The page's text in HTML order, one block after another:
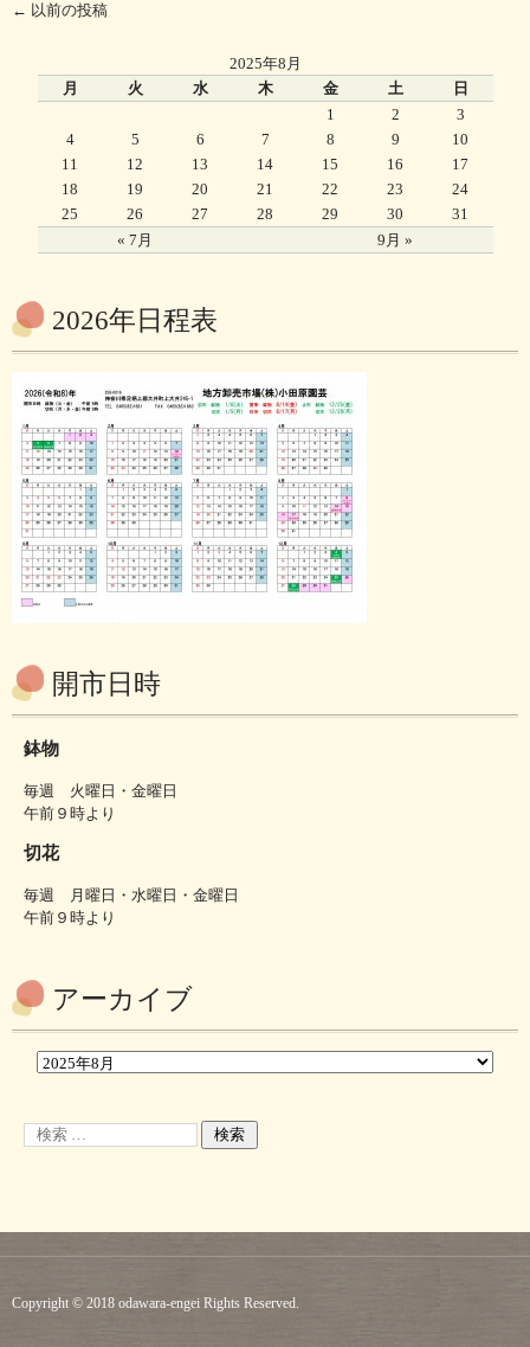
← 以前の投稿
2025年8月
月
火 水 木 金 土 日
« 7月 9月 »
1 2
3
4
5 6 7 8 9
10
11
12 13 14 15 16
17
18
19 20 21 22 23
24
25
26 27 28 29 30 31
2026年日程表
開市日時
鉢物
毎週 火曜日・金曜日
午前９時より
切花
毎週 月曜日・水曜日・金曜日
午前９時より
アーカイブ
Copyright © 2018 odawara-engei Rights Reserved.